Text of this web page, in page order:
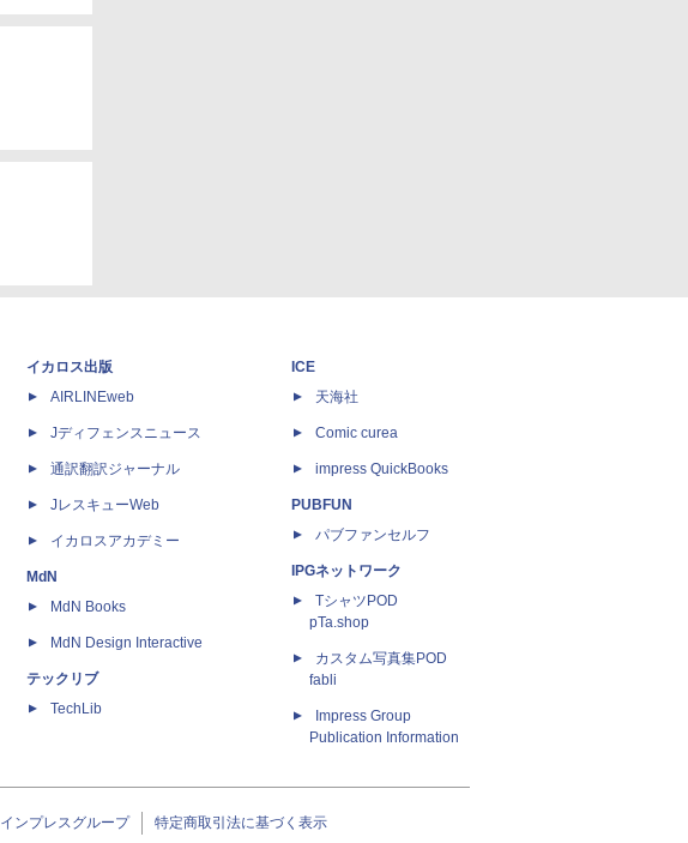
イカロス出版
AIRLINEweb
Jディフェンスニュース
通訳翻訳ジャーナル
JレスキューWeb
イカロスアカデミー
MdN
MdN Books
MdN Design Interactive
テックリブ
TechLib
ICE
天海社
Comic curea
impress QuickBooks
PUBFUN
パブファンセルフ
IPGネットワーク
TシャツPOD
pTa.shop
カスタム写真集POD
fabli
Impress Group
Publication Information
インプレスグループ 特定商取引法に基づく表示